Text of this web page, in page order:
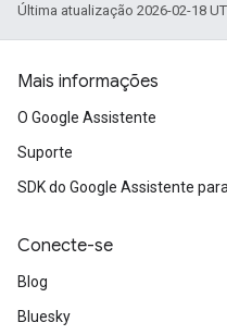
Última atualização 2026-02-18
Mais informações
O Google Assistente
Suporte
SDK do Google Assistente
Conecte-se
Blog
Bluesky